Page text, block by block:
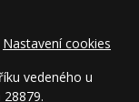
Nastavení cookies
vedeného u